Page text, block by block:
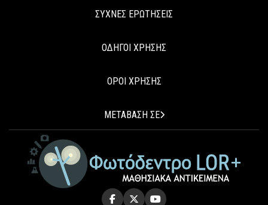
ΣΥΧΝΕΣ ΕΡΩΤΗΣΕΙΣ
ΟΔΗΓΟΙ ΧΡΗΣΗΣ
ΟΡΟΙ ΧΡΗΣΗΣ
ΜΕΤΑΒΑΣΗ ΣΕ